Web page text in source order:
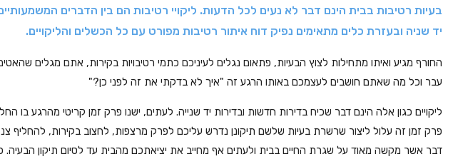
בעיות רטיבות בבית הינם דבר לא נעים לכל הדעות. ליקויי רטיבות הם בין הדברים
יד שניה ובעזרת כלים מתאימים נפיק דוח איתור רטיבות מפורט עם כל הכשלים והליקויים.
החורף מגיע ואיתו מתחילות לצוץ הבעיות, פתאום נגלים לעיניכם כתמי רטיבויות בקירות, אתם מגלים
עבר וכל מה שאתם חושבים לעצמכם באותו הרגע זה "איך לא בדקתי את זה לפני כן?"
ליקויים כגון אלה הינם דבר שכיח בדירות חדשות ובדירות יד שנייה. לעתים, ישנו פרק זמן קריטי מהרגע בו
פרק זמן זה עלול ליצור שרשרת בעיות שלשם תיקונן נדרש עליכם לפרק מרצפות, לחצוב בקירות, להחליף
דבר אשר מקשה מאוד על שגרת החיים בבית ולעתים אף מחייב את יציאתכם מהבית עד לסיום תיקון הבעיה.